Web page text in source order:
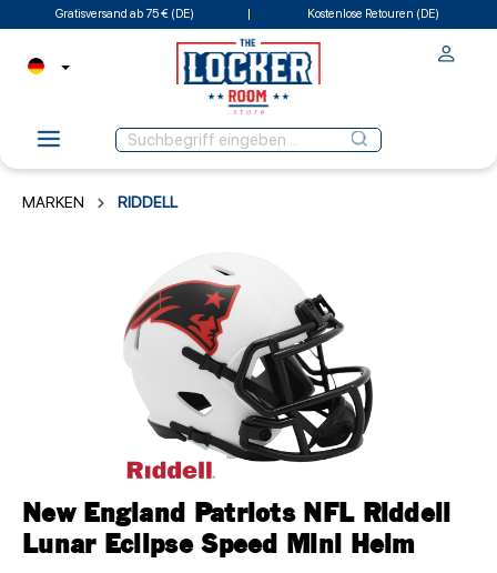
Gratisversand ab 75 € (DE) Kostenlose Retouren (DE)
MARKEN RIDDELL
New England Patriots NFL Riddell
Lunar Eclipse Speed Mini Helm